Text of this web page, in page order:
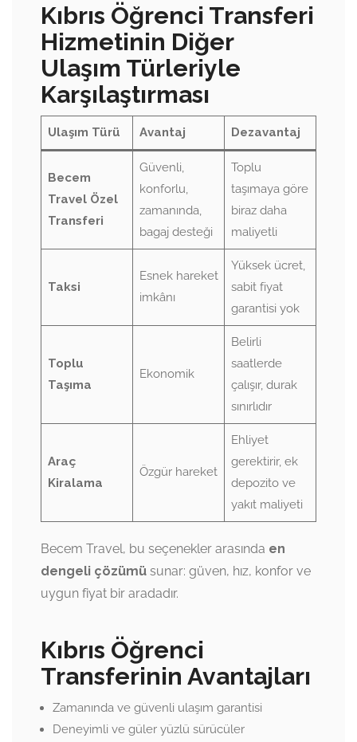
Kıbrıs Öğrenci Transferi
Hizmetinin Diğer
Ulaşım Türleriyle
Karşılaştırması
Ulaşım Türü Avantaj Dezavantaj
Becem
Travel Özel
Transferi
Güvenli,
konforlu,
zamanında,
bagaj desteği
Toplu
taşımaya göre
biraz daha
maliyetli
Taksi
Esnek hareket
imkânı
Yüksek ücret,
sabit fiyat
garantisi yok
Toplu
Taşıma
Ekonomik
Belirli
saatlerde
çalışır, durak
sınırlıdır
Araç
Kiralama
Özgür hareket
Ehliyet
gerektirir, ek
depozito ve
yakıt maliyeti
Becem Travel, bu seçenekler arasında en
dengeli çözümü sunar: güven, hız, konfor ve
uygun fiyat bir aradadır.
Kıbrıs Öğrenci
Transferinin Avantajları
Zamanında ve güvenli ulaşım garantisi
Deneyimli ve güler yüzlü sürücüler